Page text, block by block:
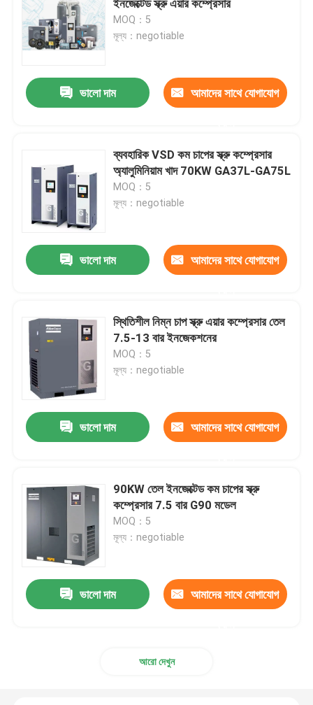
আমাদের সম্পর্কে
পরিচিতি
পণ্য
তেল বন্যা এয়ার কম্প্রেসার
কেন্দ্রাতিগ বায়ু সংকোচকারী
সাইক্লিং রেফ্রিজারেটেড ড্রায়ার
ইনজেক্টেড স্ক্রু এয়ার কম্প্রেসার
MOQ：5
মূল্য：negotiable
ভালো দাম আমাদের সাথে যোগাযোগ
ব্যবহারিক VSD কম চাপের স্ক্রু কম্প্রেসার
অ্যালুমিনিয়াম খাদ 70KW GA37L-GA75L
MOQ：5
মূল্য：negotiable
ভালো দাম আমাদের সাথে যোগাযোগ
স্থিতিশীল নিম্ন চাপ স্ক্রু এয়ার কম্প্রেসার তেল
7.5-13 বার ইনজেকশনের
MOQ：5
মূল্য：negotiable
ভালো দাম আমাদের সাথে যোগাযোগ
90KW তেল ইনজেক্টেড কম চাপের স্ক্রু
কম্প্রেসার 7.5 বার G90 মডেল
MOQ：5
মূল্য：negotiable
ভালো দাম আমাদের সাথে যোগাযোগ
আরো দেখুন